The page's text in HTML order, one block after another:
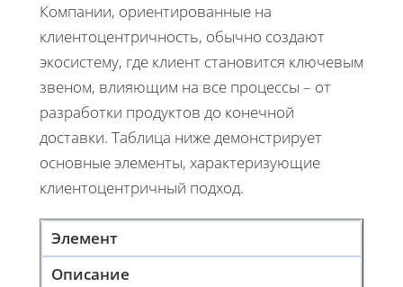
Компании, ориентированные на
клиентоцентричность, обычно создают
экосистему, где клиент становится ключевым
звеном, влияющим на все процессы – от
разработки продуктов до конечной
доставки. Таблица ниже демонстрирует
основные элементы, характеризующие
клиентоцентричный подход.
Элемент
Описание